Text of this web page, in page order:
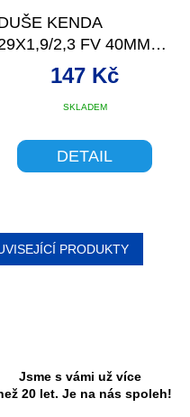
Jsme s vámi už více
20 let. Je na nás spoleh!
KENDA
2,3 FV 40MM
VÝMĚNNÝ VENTIL
SKLADEM
147 Kč
DETAIL
PRODUKTY